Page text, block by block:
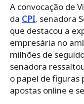
A convocação de
da CPI, senadora
que destacou a
empresária no
milhões de
senadora
o papel de figuras
apostas online e